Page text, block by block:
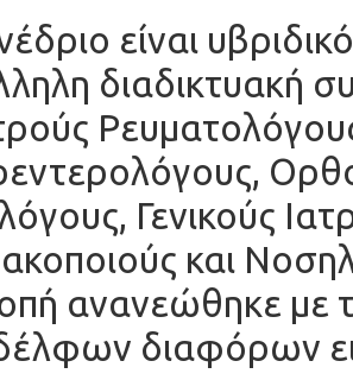
είναι
διαδικτυακή
Γενικούς
και
ανανεώθηκε με
διαφόρων